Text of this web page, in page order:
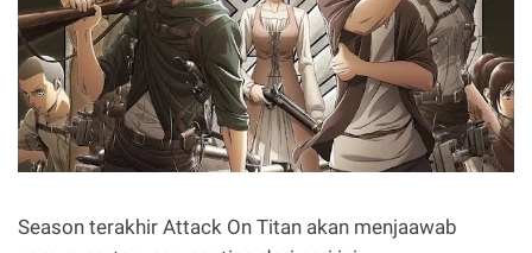
Season terakhir Attack On Titan akan menjaawab